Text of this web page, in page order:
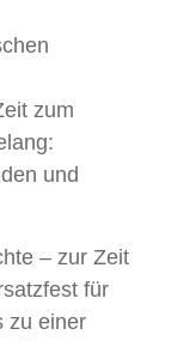
zum
und
– zur Zeit
für
zu einer